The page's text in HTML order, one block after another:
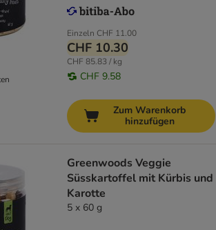
Einzeln CHF 11.00
CHF 10.30
CHF 85.83 / kg
CHF 9.58
Zum Warenkorb
hinzufügen
Greenwoods Veggie
Süsskartoffel mit Kürbis und
Karotte
5 x 60 g